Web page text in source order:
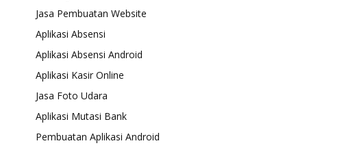
Jasa Pembuatan Website
Aplikasi Absensi
Aplikasi Absensi Android
Aplikasi Kasir Online
Jasa Foto Udara
Aplikasi Mutasi Bank
Pembuatan Aplikasi Android